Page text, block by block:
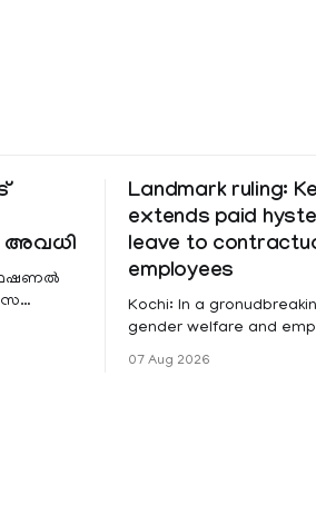
അവധി
Landmark ruling:
extends paid
leave to
employees
Kochi: In a
gender welfare and
female contractual staff
07 Aug 2026